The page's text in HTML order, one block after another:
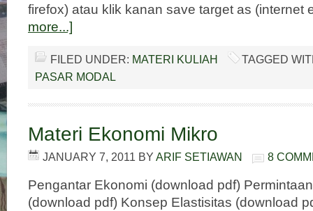
firefox) atau klik kanan save target as
more...]
FILED UNDER: MATERI KULIAH
TAGGED
PASAR MODAL
Materi Ekonomi Mikro
JANUARY 7, 2011 BY ARIF SETIAWAN 8
Pengantar Ekonomi (download pdf)
(download pdf) Konsep Elastisitas (download